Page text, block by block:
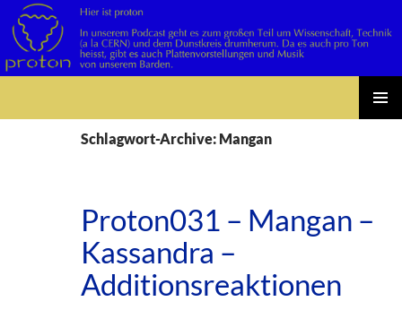
Schlagwort-Archive: Mangan
Proton031 – Mangan –
Kassandra –
Additionsreaktionen